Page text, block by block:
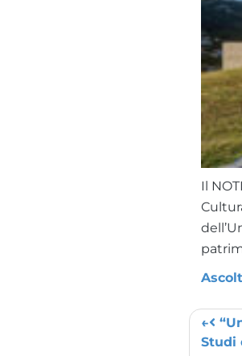
Il
Studi